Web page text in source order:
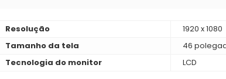
Resolução
1920 x 1080
Tamanho da tela
46
Tecnologia do monitor
LCD